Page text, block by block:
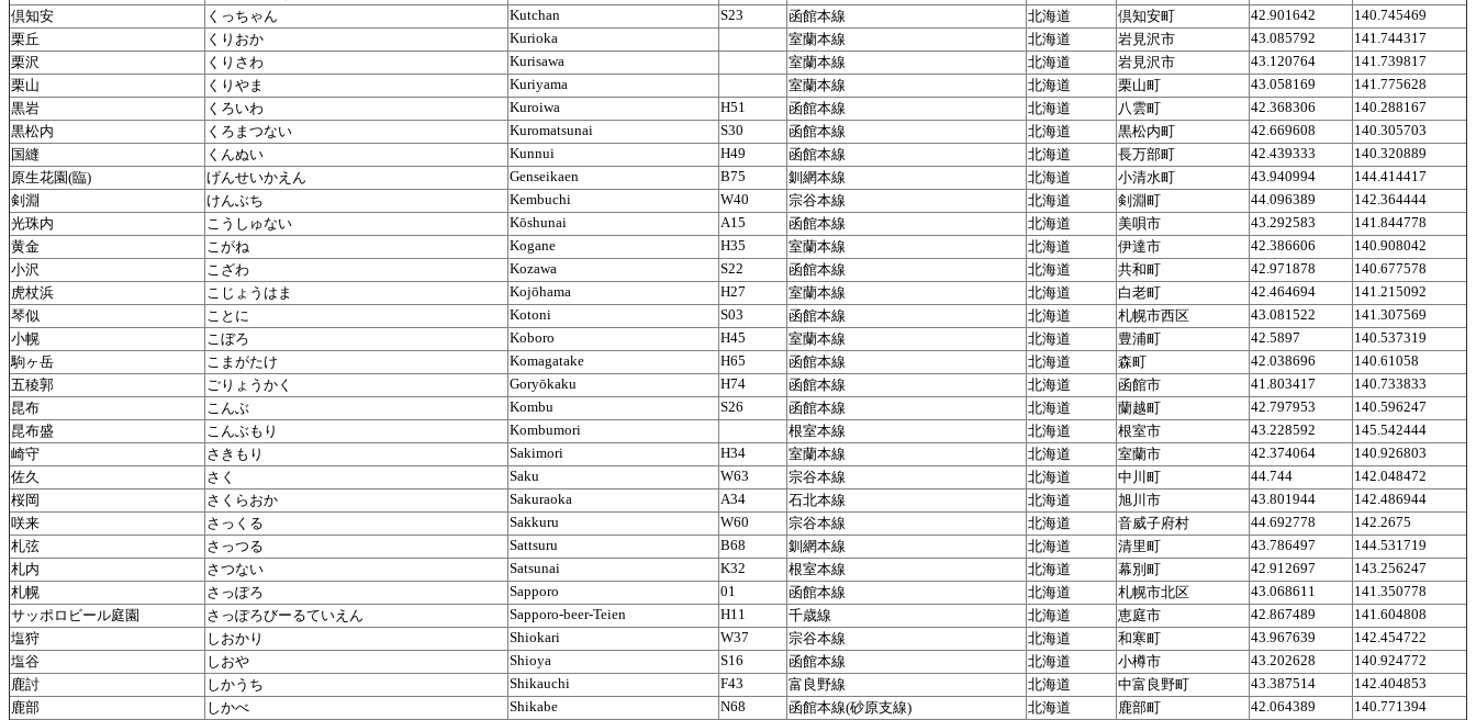
倶知安
くっちゃん Kutchan S23 函館本線 北海道 倶知安町 42.901642
140.745469
栗丘
くりおか Kurioka 室蘭本線 北海道 岩見沢市 43.085792
141.744317
栗沢
くりさわ Kurisawa 室蘭本線 北海道 岩見沢市 43.120764
141.739817
栗山
くりやま Kuriyama 室蘭本線 北海道 栗山町 43.058169
141.775628
黒岩
くろいわ Kuroiwa H51 函館本線 北海道 八雲町 42.368306
140.288167
黒松内
くろまつない Kuromatsunai S30 函館本線 北海道 黒松内町 42.669608
140.305703
国縫
くんぬい Kunnui H49 函館本線 北海道 長万部町 42.439333
140.320889
原生花園(臨)
げんせいかえん Genseikaen B75 釧網本線 北海道 小清水町 43.940994
144.414417
剣淵
けんぶち Kembuchi W40 宗谷本線 北海道 剣淵町 44.096389
142.364444
光珠内
こうしゅない Kōshunai A15 函館本線 北海道 美唄市 43.292583
141.844778
黄金
こがね Kogane H35 室蘭本線 北海道 伊達市 42.386606
140.908042
小沢
こざわ Kozawa S22 函館本線 北海道 共和町 42.971878
140.677578
虎杖浜
こじょうはま Kojōhama H27 室蘭本線 北海道 白老町 42.464694
141.215092
琴似
ことに Kotoni S03 函館本線 北海道 札幌市西区 43.081522
141.307569
小幌
こぼろ Koboro H45 室蘭本線 北海道 豊浦町 42.5897
140.537319
駒ヶ岳
こまがたけ Komagatake H65 函館本線 北海道 森町 42.038696
140.61058
五稜郭
ごりょうかく Goryōkaku H74 函館本線 北海道 函館市 41.803417
140.733833
昆布
こんぶ Kombu S26 函館本線 北海道 蘭越町 42.797953
140.596247
昆布盛
こんぶもり Kombumori 根室本線 北海道 根室市 43.228592
145.542444
崎守
さきもり Sakimori H34 室蘭本線 北海道 室蘭市 42.374064
140.926803
佐久
さく Saku W63 宗谷本線 北海道 中川町 44.744
142.048472
桜岡
さくらおか Sakuraoka A34 石北本線 北海道 旭川市 43.801944
142.486944
咲来
さっくる Sakkuru W60 宗谷本線 北海道 音威子府村 44.692778
142.2675
札弦
さっつる Sattsuru B68 釧網本線 北海道 清里町 43.786497
144.531719
札内
さつない Satsunai K32 根室本線 北海道 幕別町 42.912697
143.256247
札幌
さっぽろ Sapporo 01 函館本線 北海道 札幌市北区 43.068611
141.350778
サッポロビール庭園
さっぽろびーるていえん Sapporo-beer-Teien H11 千歳線 北海道 恵庭市 42.867489
141.604808
塩狩
しおかり Shiokari W37 宗谷本線 北海道 和寒町 43.967639
142.454722
塩谷
しおや Shioya S16 函館本線 北海道 小樽市 43.202628
140.924772
鹿討
しかうち Shikauchi F43 富良野線 北海道 中富良野町 43.387514
142.404853
鹿部
しかべ Shikabe N68 函館本線(砂原支線) 北海道 鹿部町 42.064389
140.771394